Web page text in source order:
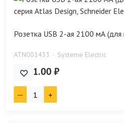
Розетка USB 2-ая 2100 мА (для
ATN001433 Systeme Electric
4 941.00 ₽